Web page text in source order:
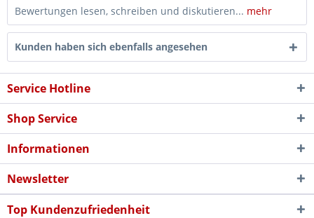
Bewertungen lesen, schreiben und diskutieren... mehr
Kunden haben sich ebenfalls angesehen
Service Hotline
Shop Service
Informationen
Newsletter
Top Kundenzufriedenheit